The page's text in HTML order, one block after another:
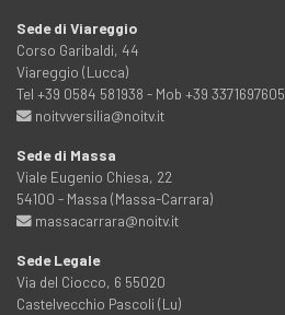
Sede di Viareggio
Corso Garibaldi, 44
Viareggio (Lucca)
Tel +39 0584 581938 - Mob +39 3371697605
noitvversilia@noitv.it
Sede di Massa
Viale Eugenio Chiesa, 22
54100 - Massa (Massa-Carrara)
massacarrara@noitv.it
Sede Legale
Via del Ciocco, 6 55020
Castelvecchio Pascoli (Lu)